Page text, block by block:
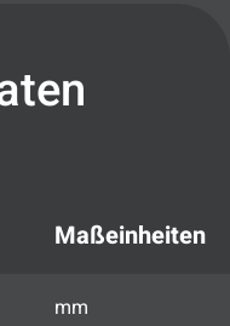
Maßeinheiten
mm